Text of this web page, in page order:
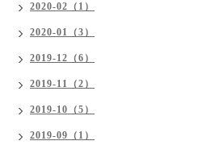
2020-02（1）
2020-01（3）
2019-12（6）
2019-11（2）
2019-10（5）
2019-09（1）